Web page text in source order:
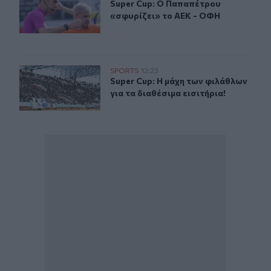
Super Cup: Ο Παπαπέτρου
Super Cup: Ο Παπαπέτρου
«σφυρίζει» το ΑΕΚ - ΟΦΗ
Super Cup: Η μάχη των φιλάθλων για τα διαθέσιμα
SPORTS 12:23
Super Cup: Η μάχη των φιλάθλων
Super Cup: Η μάχη των φιλάθλων
για τα διαθέσιμα εισιτήρια!